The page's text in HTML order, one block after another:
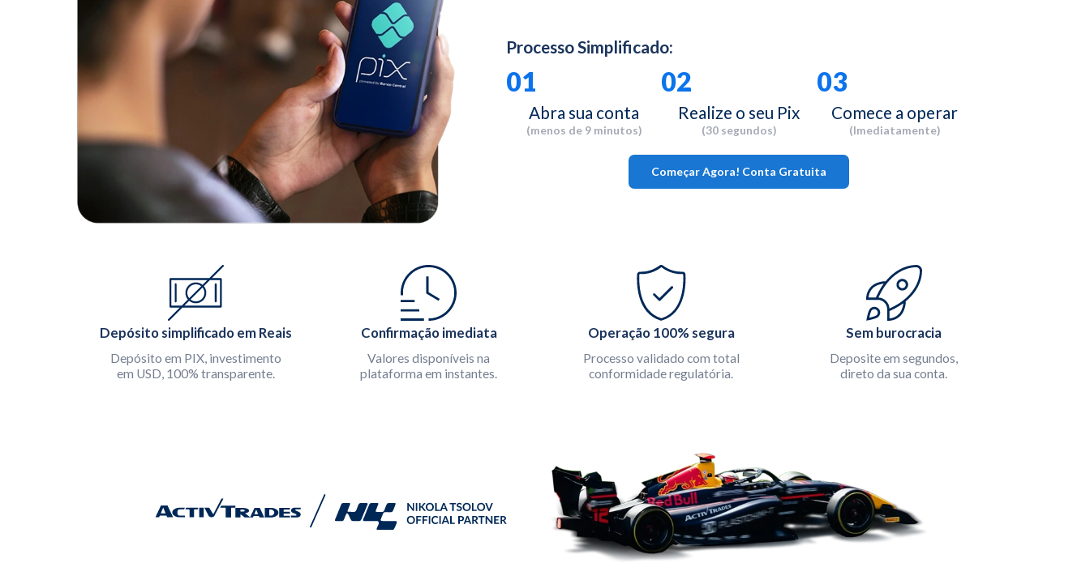
Processo Simplificado:
01
Abra sua conta
(menos de 9 minutos)
02
Realize o seu Pix
(30 segundos)
03
Comece a operar
(Imediatamente)
Começar Agora! Conta Gratuita
Depósito simplificado em Reais
Depósito em PIX, investimento
em USD, 100% transparente.
Confirmação imediata
Valores disponíveis na
plataforma em instantes.
Operação 100% segura
Processo validado com total
conformidade regulatória.
Sem burocracia
Deposite em segundos,
direto da sua conta.